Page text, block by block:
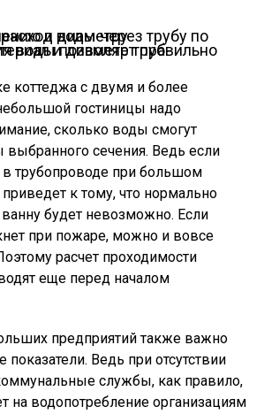
правильно выбрать материал и диаметр труб
коттеджа с двумя и более
гостиницы надо
сколько воды смогут
выбранного сечения. Ведь если
в трубопроводе при большом
приведет к тому, что нормально
будет невозможно. Если
при пожаре, можно и вовсе
расчет проходимости
еще перед началом
предприятий также важно
показатели. Ведь при отсутствии
службы, как правило,
на водопотребление организациям